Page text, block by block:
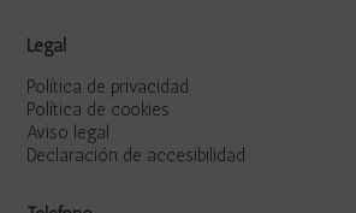
Legal
Política de privacidad
Política de cookies
Aviso legal
Declaración de accesibilidad